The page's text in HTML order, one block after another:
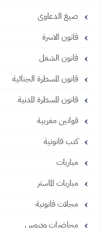
صيغ الدعاوى
قانون الاسرة
قانون الشغل
قانون المسطرة الجنائية
قانون المسطرة المدنية
قوانين مغربية
كتب قانونية
مباريات
مباريات الماستر
مجلات قانونية
محاضرات ودروس